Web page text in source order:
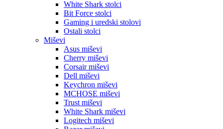
White Shark stolci
Bit Force stolci
Gaming i uredski stolovi
Ostali stolci
Miševi
Asus miševi
Cherry miševi
Corsair miševi
Dell miševi
Keychron miševi
MCHOSE miševi
Trust miševi
White Shark miševi
Logitech miševi